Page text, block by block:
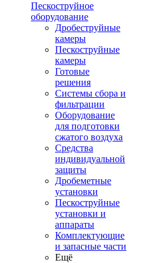
Пескоструйное
оборудование
Дробеструйные
камеры
Пескоструйные
камеры
Готовые
решения
Системы сбора и
фильтрации
Оборудование
для подготовки
сжатого воздуха
Средства
индивидуальной
защиты
Дробеметные
установки
Пескоструйные
установки и
аппараты
Комплектующие
и запасные части
Ещё